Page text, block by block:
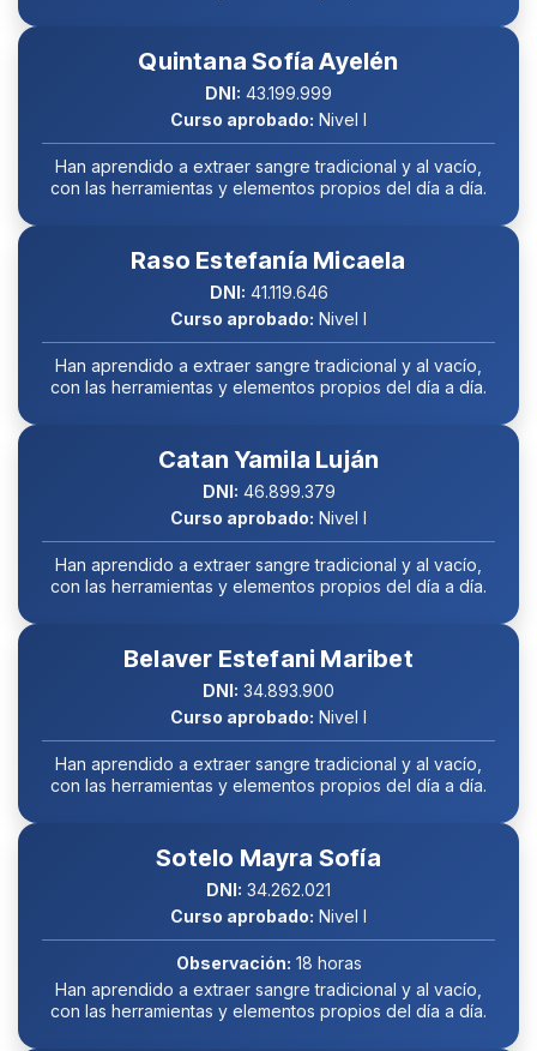
Quintana Sofía Ayelén
DNI: 43.199.999
Curso aprobado: Nivel I
Han aprendido a extraer sangre tradicional y al vacío,
con las herramientas y elementos propios del día a día.
Raso Estefanía Micaela
DNI: 41.119.646
Curso aprobado: Nivel I
Han aprendido a extraer sangre tradicional y al vacío,
con las herramientas y elementos propios del día a día.
Catan Yamila Luján
DNI: 46.899.379
Curso aprobado: Nivel I
Han aprendido a extraer sangre tradicional y al vacío,
con las herramientas y elementos propios del día a día.
Belaver Estefani Maribet
DNI: 34.893.900
Curso aprobado: Nivel I
Han aprendido a extraer sangre tradicional y al vacío,
con las herramientas y elementos propios del día a día.
Sotelo Mayra Sofía
DNI: 34.262.021
Curso aprobado: Nivel I
Observación: 18 horas
Han aprendido a extraer sangre tradicional y al vacío,
con las herramientas y elementos propios del día a día.